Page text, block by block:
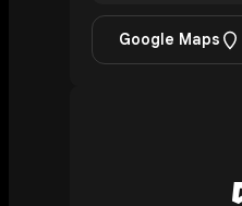
Google Maps